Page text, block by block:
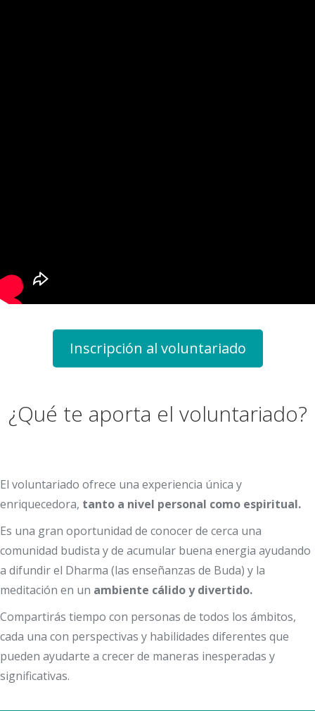
Inscripción al voluntariado
¿Qué te aporta el voluntariado?
El voluntariado ofrece una experiencia única y
enriquecedora, tanto a nivel personal como espiritual.
Es una gran oportunidad de conocer de cerca una
comunidad budista y de acumular buena energia ayudando
a difundir el Dharma (las enseñanzas de Buda) y la
meditación en un ambiente cálido y divertido.
Compartirás tiempo con personas de todos los ámbitos,
cada una con perspectivas y habilidades diferentes que
pueden ayudarte a crecer de maneras inesperadas y
significativas.